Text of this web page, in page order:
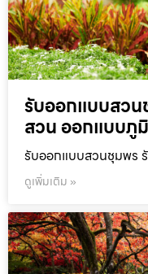
รับออกแบบสว
สวน ออกแบบภู
รับออกแบบสวนชุมพร
ดูเพิ่มเติม »